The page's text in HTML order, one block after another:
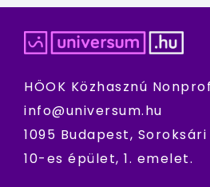
HÖOK Közhasznú
info@universum.hu
1095 Budapest,
10-es épület, 1. emelet.